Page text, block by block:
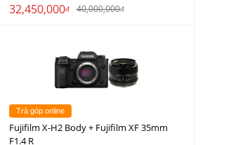
32,450,000đ 40,000,000đ
Trả góp online
Fujifilm X-H2 Body + Fujifilm XF 35mm
F1.4 R